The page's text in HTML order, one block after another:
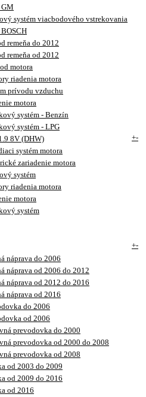
systém viacbodového vstrekovania
remeňa do 2012
remeňa od 2012
motora
riadenia motora
prívodu vzduchu
motora
systém - Benzín
systém - LPG
8V (DHW)
+-
systém motora
zariadenie motora
systém
riadenia motora
motora
systém
+-
náprava do 2006
náprava od 2006 do 2012
náprava od 2012 do 2016
náprava od 2016
do 2006
od 2006
prevodovka do 2000
prevodovka od 2000 do 2008
prevodovka od 2008
od 2003 do 2009
od 2009 do 2016
od 2016